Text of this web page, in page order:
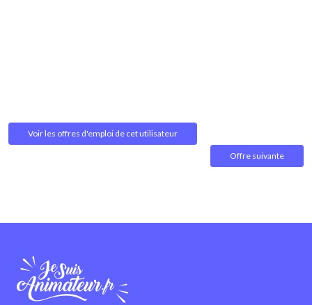
Voir les offres d'emploi de cet utilisateur
Offre suivante